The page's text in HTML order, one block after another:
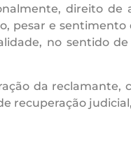
direito
pesar e
no sentido
da
recuperação